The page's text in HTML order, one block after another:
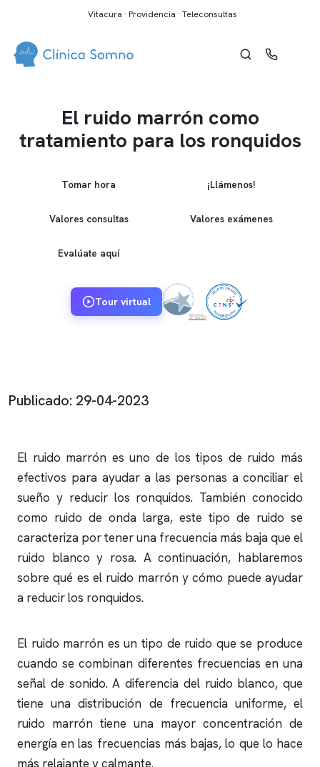
Vitacura · Providencia · Teleconsultas
El ruido marrón como
tratamiento para los ronquidos
Tomar hora ¡Llámenos!
Valores consultas Valores exámenes
Evalúate aquí
Tour virtual
Publicado: 29-04-2023
El ruido marrón es uno de los tipos de ruido más
efectivos para ayudar a las personas a conciliar el
sueño y reducir los ronquidos. También conocido
como ruido de onda larga, este tipo de ruido se
caracteriza por tener una frecuencia más baja que el
ruido blanco y rosa. A continuación, hablaremos
sobre qué es el ruido marrón y cómo puede ayudar
a reducir los ronquidos.
El ruido marrón es un tipo de ruido que se produce
cuando se combinan diferentes frecuencias en una
señal de sonido. A diferencia del ruido blanco, que
tiene una distribución de frecuencia uniforme, el
ruido marrón tiene una mayor concentración de
energía en las frecuencias más bajas, lo que lo hace
más relajante y calmante.